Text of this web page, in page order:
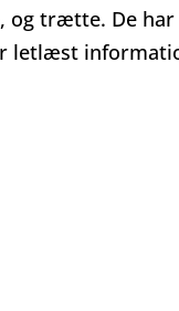
og trætte. De
letlæst